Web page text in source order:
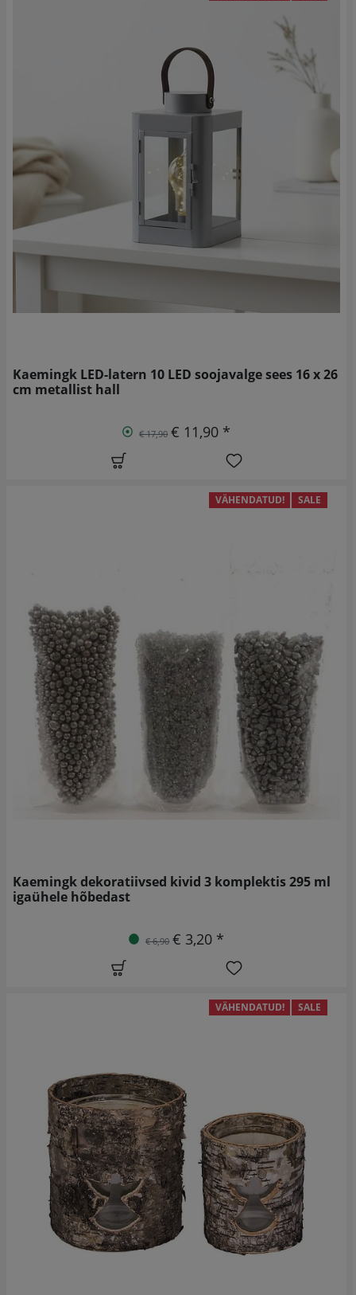
Kaemingk LED-latern 10 LED soojavalge sees 16 x 26
cm metallist hall
€ 17,90 € 11,90 *
VÄHENDATUD! SALE
Kaemingk dekoratiivsed kivid 3 komplektis 295 ml
igaühele hõbedast
€ 6,90 € 3,20 *
VÄHENDATUD! SALE